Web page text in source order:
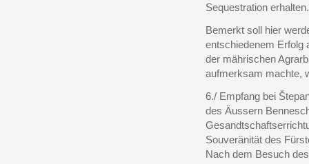
Sequestration
Bemerkt soll hier
entschiedenem Erfolg
der mährischen
aufmerksam machte,
6./ Empfang bei
des Äussern
Souveränität des
Nach dem Besuch